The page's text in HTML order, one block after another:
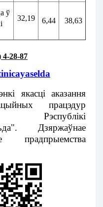
ў
32,19 6,44 38,63
4-28-87
якасці
аказання
працэдур
Рэспублікі
Дзяржаўнае
прадпрыемства